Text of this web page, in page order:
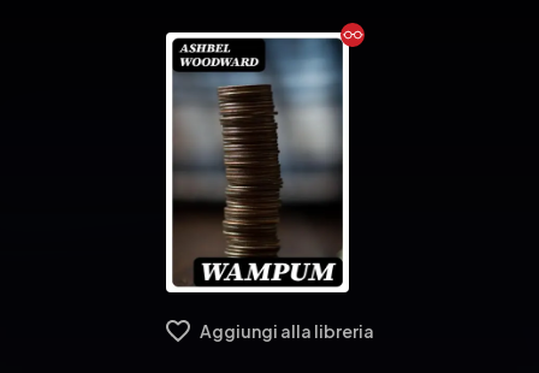
Ebook
Aggiungi alla libreria